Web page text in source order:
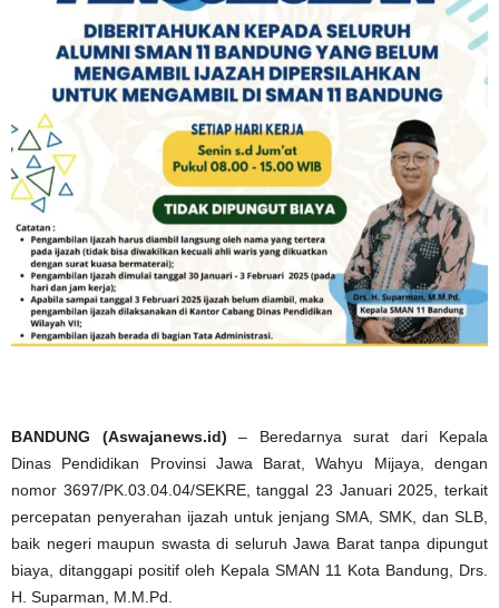
BANDUNG (Aswajanews.id) – Beredarnya surat dari Kepala
Dinas Pendidikan Provinsi Jawa Barat, Wahyu Mijaya, dengan
nomor 3697/PK.03.04.04/SEKRE, tanggal 23 Januari 2025, terkait
percepatan penyerahan ijazah untuk jenjang SMA, SMK, dan SLB,
baik negeri maupun swasta di seluruh Jawa Barat tanpa dipungut
biaya, ditanggapi positif oleh Kepala SMAN 11 Kota Bandung, Drs.
H. Suparman, M.M.Pd.